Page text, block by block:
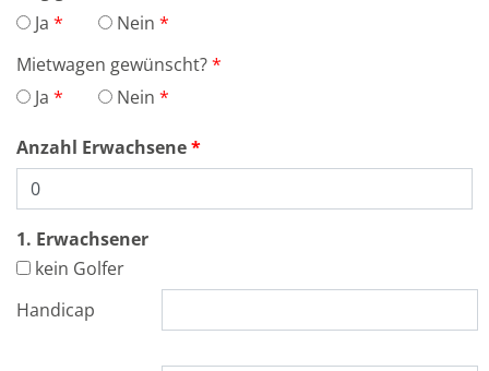
Ja
Nein
Mietwagen gewünscht?
Ja
Nein
Anzahl Erwachsene
1. Erwachsener
kein Golfer
Handicap